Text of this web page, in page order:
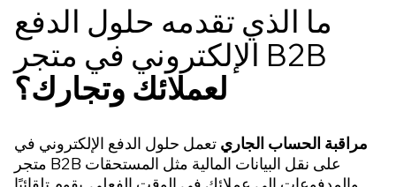
ما الذي تقدمه حلول الدفع
الإلكتروني في متجر B2B
لعملائك وتجارك؟
مراقبة الحساب الجاري تعمل حلول الدفع الإلكتروني في
متجر B2B على نقل البيانات المالية مثل المستحقات